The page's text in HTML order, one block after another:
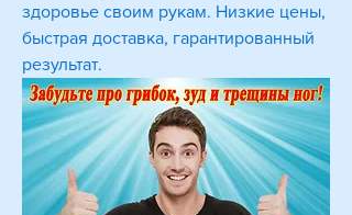
здоровье своим рукам. Низкие цены,
быстрая доставка, гарантированный
результат.